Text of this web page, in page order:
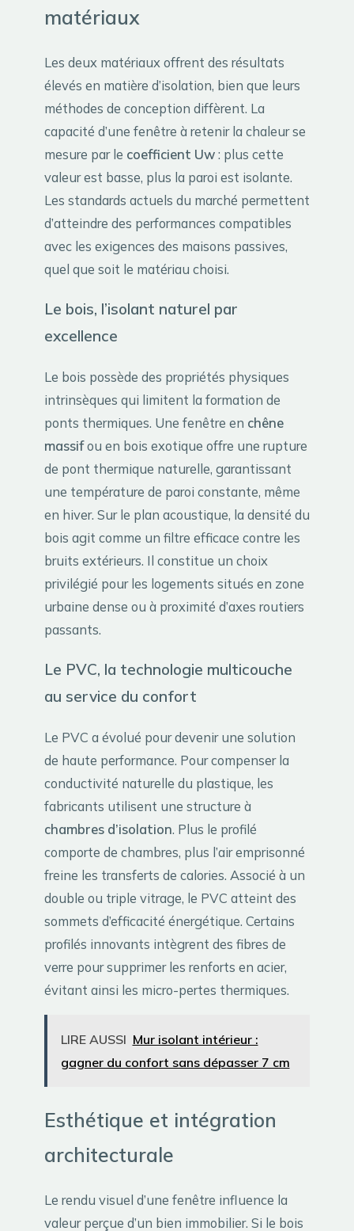
matériaux
Les deux matériaux offrent des résultats
élevés en matière d’isolation, bien que leurs
méthodes de conception diffèrent. La
capacité d’une fenêtre à retenir la chaleur se
mesure par le coefficient Uw: plus cette
valeur est basse, plus la paroi est isolante.
Les standards actuels du marché permettent
d’atteindre des performances compatibles
avec les exigences des maisons passives,
quel que soit le matériau choisi.
Le bois, l’isolant naturel par
excellence
Le bois possède des propriétés physiques
intrinsèques qui limitent la formation de
ponts thermiques. Une fenêtre en chêne
massifou en bois exotique offre une rupture
de pont thermique naturelle, garantissant
une température de paroi constante, même
en hiver. Sur le plan acoustique, la densité du
bois agit comme un filtre efficace contre les
bruits extérieurs. Il constitue un choix
privilégié pour les logements situés en zone
urbaine dense ou à proximité d’axes routiers
passants.
Le PVC, la technologie multicouche
au service du confort
Le PVC a évolué pour devenir une solution
de haute performance. Pour compenser la
conductivité naturelle du plastique, les
fabricants utilisent une structure à
chambres d’isolation. Plus le profilé
comporte de chambres, plus l’air emprisonné
freine les transferts de calories. Associé à un
double ou triple vitrage, le PVC atteint des
sommets d’efficacité énergétique. Certains
profilés innovants intègrent des fibres de
verre pour supprimer les renforts en acier,
évitant ainsi les micro-pertes thermiques.
LIRE AUSSI Mur isolant intérieur :
gagner du confort sans dépasser 7 cm
Esthétique et intégration
architecturale
Le rendu visuel d’une fenêtre influence la
valeur perçue d’un bien immobilier. Si le bois